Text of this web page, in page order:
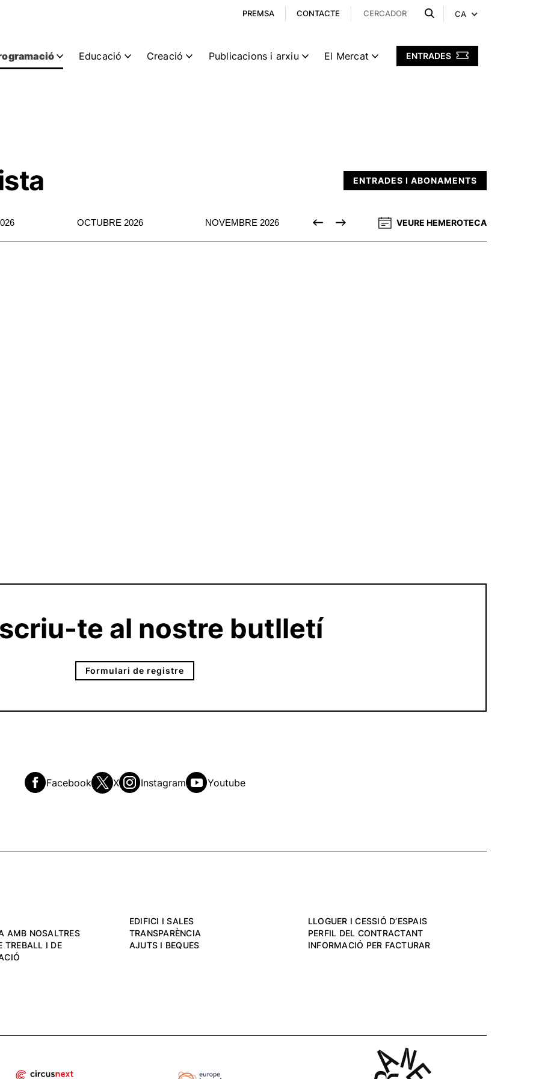
PREMSA CONTACTE CA
ENTRADES
Educació Creació Publicacions i arxiu El Mercat
ENTRADES I ABONAMENTS
OCTUBRE 2026 NOVEMBRE 2026 DESEMBRE 2026 GENER 2027
VEURE HEMEROTECA
te al nostre butlletí
Formulari de registre
Facebook X Instagram Youtube
EDIFICI I SALES
LLOGUER I CESSIÓ D’ESPAIS
AMB NOSALTRES
TRANSPARÈNCIA
PERFIL DEL CONTRACTANT
TREBALL I DE
AJUTS I BEQUES INFORMACIÓ PER FACTURAR